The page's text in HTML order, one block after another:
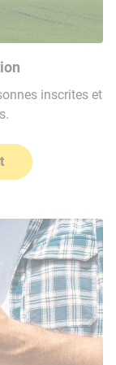
inscrites et